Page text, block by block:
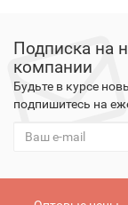
Подписка на
компании
Будьте в курсе
подпишитесь на